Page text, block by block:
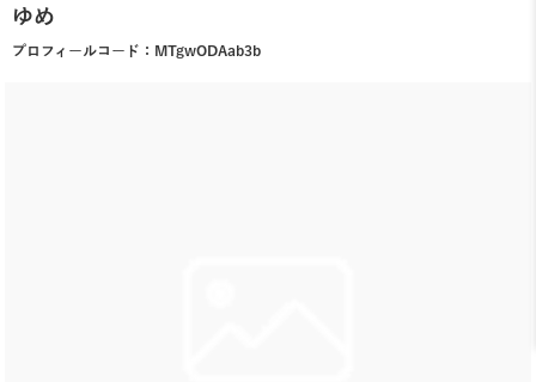
ゆめ
プロフィールコード： MTgwODAab3b